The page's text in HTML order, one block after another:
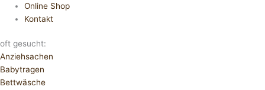
Online Shop
Kontakt
oft gesucht:
Anziehsachen
Babytragen
Bettwäsche